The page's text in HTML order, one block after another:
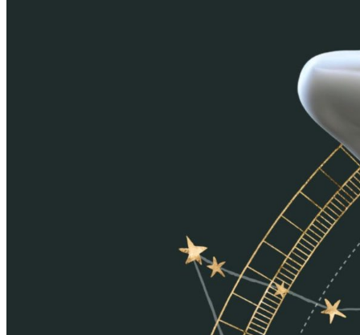
MOONALISA - ваш путеводитель в мире